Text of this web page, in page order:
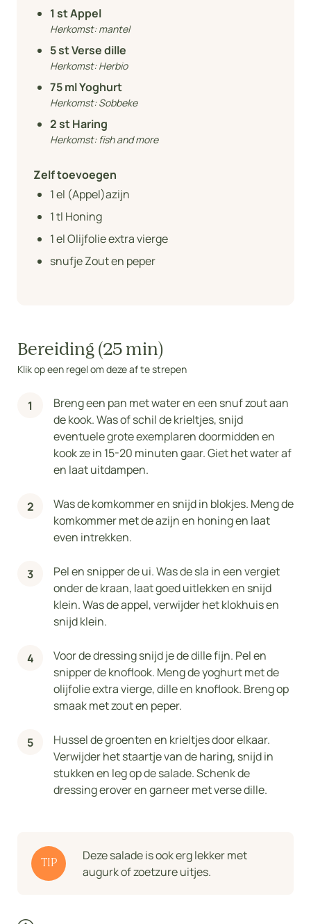
1 st Appel
Herkomst:mantel
5st Verse dille
Herkomst:Herbio
75ml Yoghurt
Herkomst:Sobbeke
2st Haring
Herkomst:fish and more
Zelf toevoegen
1el (Appel)azijn
1tl Honing
1el Olijfolie extra vierge
snufje Zout en peper
Bereiding (25 min)
Klik op een regel om deze af te strepen
Breng een pan met water en een snuf zout aan
de kook. Was of schil de krieltjes, snijd
eventuele grote exemplaren doormidden en
kook ze in 15-20 minuten gaar. Giet het water af
en laat uitdampen.
Was de komkommer en snijd in blokjes. Meng de
komkommer met de azijn en honing en laat
even intrekken.
Pel en snipper de ui. Was de sla in een vergiet
onder de kraan, laat goed uitlekken en snijd
klein. Was de appel, verwijder het klokhuis en
snijd klein.
Voor de dressing snijd je de dille fijn. Pel en
snipper de knoflook. Meng de yoghurt met de
olijfolie extra vierge, dille en knoflook. Breng op
smaak met zout en peper.
Hussel de groenten en krieltjes door elkaar.
Verwijder het staartje van de haring, snijd in
stukken en leg op de salade. Schenk de
dressing erover en garneer met verse dille.
TIP
Deze salade is ook erg lekker met
augurk of zoetzure uitjes.